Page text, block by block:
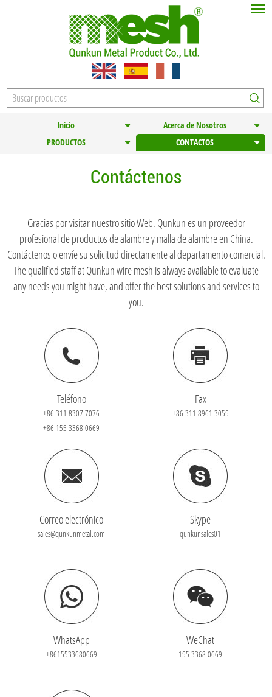
Inicio
Acerca de Nosotros
PRODUCTOS
CONTACTOS
Contáctenos
Gracias por visitar nuestro sitio Web. Qunkun es un proveedor
profesional de productos de alambre y malla de alambre en China.
Contáctenos o envíe su solicitud directamente al departamento comercial.
The qualified staff at Qunkun wire mesh is always available to evaluate
any needs you might have, and offer the best solutions and services to
you.
Teléfono
+86 311 8307 7076
+86 155 3368 0669
Fax
+86 311 8961 3055
Correo electrónico
sales@qunkunmetal.com
Skype
qunkunsales01
WhatsApp
+8615533680669
WeChat
155 3368 0669